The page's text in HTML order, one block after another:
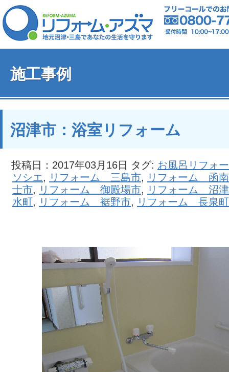
施工事例
沼津市：浴室リフォーム
投稿日：2017年03月16日 タグ: お風呂リフォ
ソシエ, リフォーム 三島市, リフォーム 函
士市, リフォーム 御殿場市, リフォーム 沼
水町, リフォーム 裾野市, リフォーム 長泉町